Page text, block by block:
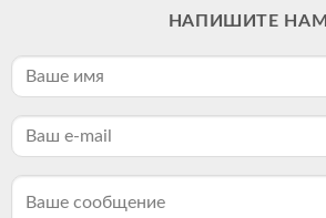
НАПИШИТЕ НАМ